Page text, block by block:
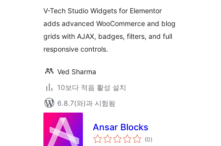
점
V-Tech Studio Widgets for Elementor
adds advanced WooCommerce and blog
grids with AJAX, badges, filters, and full
responsive controls.
Ved Sharma
10보다 적음 활성 설치
6.8.7(와)과 시험됨
Ansar Blocks
(0전
체)